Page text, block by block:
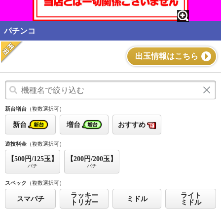
パチンコ
出玉情報はこちら
新台増台 （複数選択可）
新台 増台 おすすめ
遊技料金 （複数選択可）
【500円/125玉】
パチ
【200円/200玉】
パチ
スペック （複数選択可）
スマパチ
ラッキー
トリガー
ミドル
ライト
ミドル